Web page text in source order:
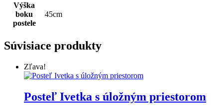
Výška
boku
postele
45cm
Súvisiace produkty
Zľava!
Posteľ Ivetka s úložným priestorom